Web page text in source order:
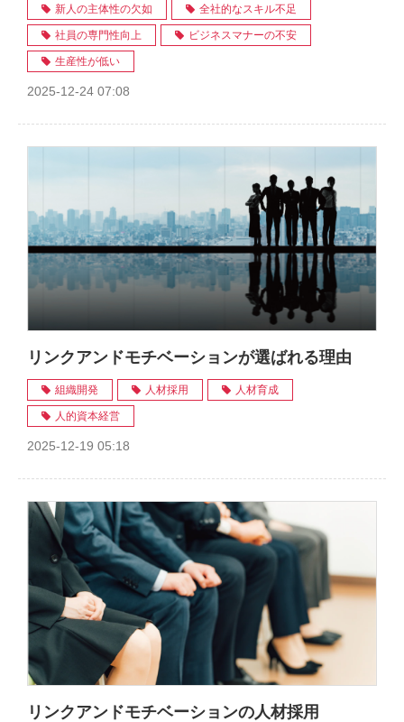
新人の主体性の欠如 全社的なスキル不足
社員の専門性向上 ビジネスマナーの不安
生産性が低い
2025-12-24 07:08
リンクアンドモチベーションが選ばれる理由
組織開発 人材採用 人材育成
人的資本経営
2025-12-19 05:18
リンクアンドモチベーションの人材採用